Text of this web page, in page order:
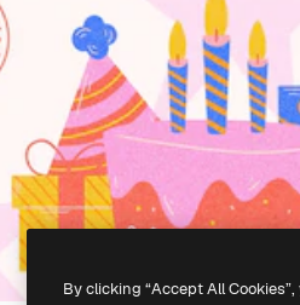
By clicking “Accept All